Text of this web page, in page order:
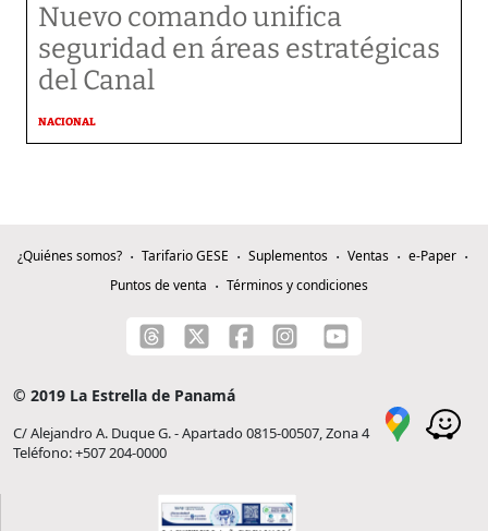
Nuevo comando unifica
seguridad en áreas estratégicas
del Canal
NACIONAL
¿Quiénes somos? Tarifario GESE Suplementos Ventas
e-Paper
Puntos de venta
Términos y condiciones
© 2019 La Estrella de Panamá
C/ Alejandro A. Duque G. - Apartado 0815-00507, Zona 4
Teléfono: +507 204-0000